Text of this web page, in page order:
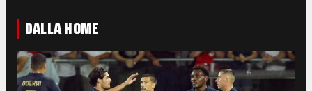
DALLA HOME